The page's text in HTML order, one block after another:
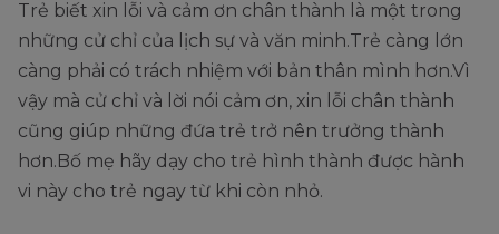
Trẻ biết xin lỗi và cảm ơn chân thành là một trong
những cử chỉ của lịch sự và văn minh.Trẻ càng lớn
càng phải có trách nhiệm với bản thân mình hơn.Vì
vậy mà cử chỉ và lời nói cảm ơn, xin lỗi chân thành
cũng giúp những đứa trẻ trở nên trưởng thành
hơn.Bố mẹ hãy dạy cho trẻ hình thành được hành
vi này cho trẻ ngay từ khi còn nhỏ.